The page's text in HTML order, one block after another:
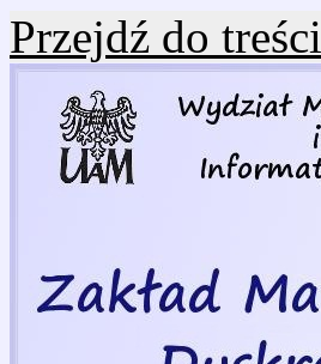
Przejdź do treści